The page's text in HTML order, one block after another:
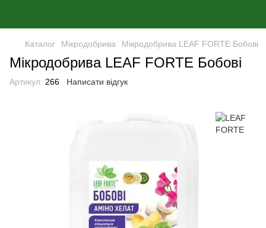
Каталог Мікродобрива Мікродобрива LEAF FORTE Бобові
Мікродобрива LEAF FORTE Бобові
Артикул: 266 Написати відгук